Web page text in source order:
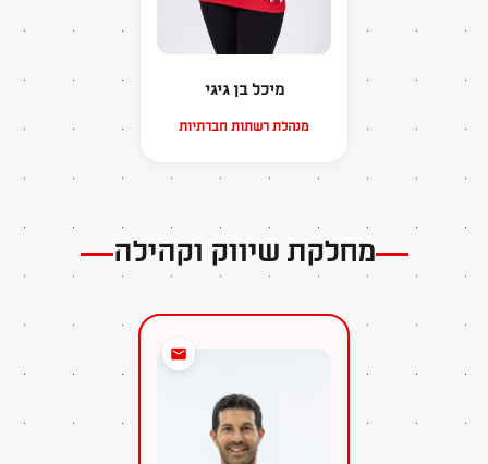
מיכל בן גיגי
מנהלת רשתות חברתיות
מחלקת שיווק וקהילה